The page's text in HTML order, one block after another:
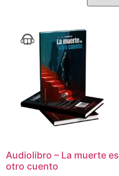
Audiolibro – La muerte es
otro cuento